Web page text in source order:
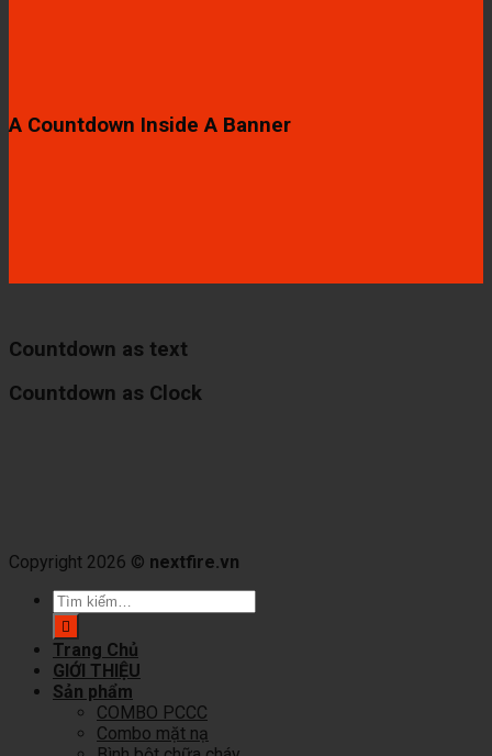
A Countdown Inside A Banner
Countdown as text
Countdown as Clock
Copyright 2026 © nextfire.vn
Tìm
kiếm:
Trang Chủ
GIỚI THIỆU
Sản phẩm
COMBO PCCC
Combo mặt nạ